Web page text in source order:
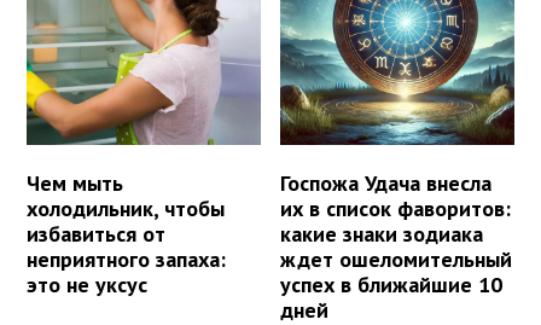
Чем мыть
холодильник, чтобы
избавиться от
неприятного запаха:
это не уксус
Госпожа Удача внесла
их в список фаворитов:
какие знаки зодиака
ждет ошеломительный
успех в ближайшие 10
дней